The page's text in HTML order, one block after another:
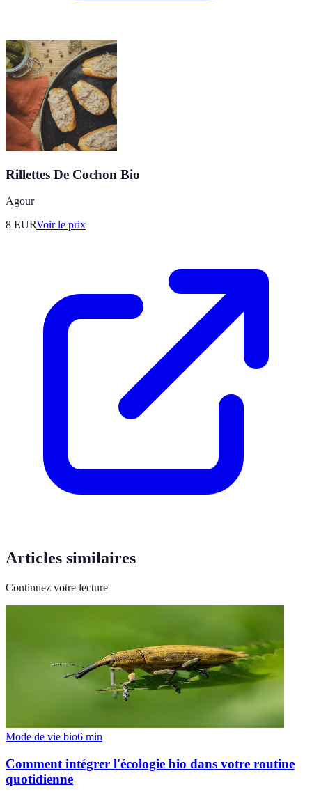
Rillettes De Cochon Bio
Agour
8 EURVoir le prix
Articles similaires
Continuez votre lecture
Mode de vie bio6 min
Comment intégrer l'écologie bio dans votre routine
quotidienne